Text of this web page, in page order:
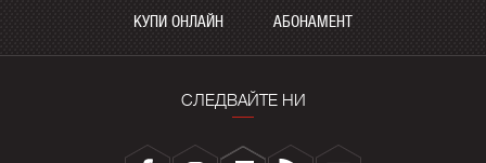
КУПИ ОНЛАЙН АБОНАМЕНТ
СЛЕДВАЙТЕ НИ